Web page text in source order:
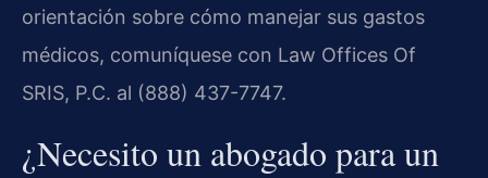
orientación sobre cómo manejar sus gastos
médicos, comuníquese con Law Offices Of
SRIS, P.C. al (888) 437-7747.
¿Necesito un abogado para un